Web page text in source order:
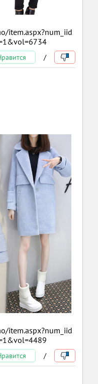
item.aspx?num_iid
/
item.aspx?num_iid
/